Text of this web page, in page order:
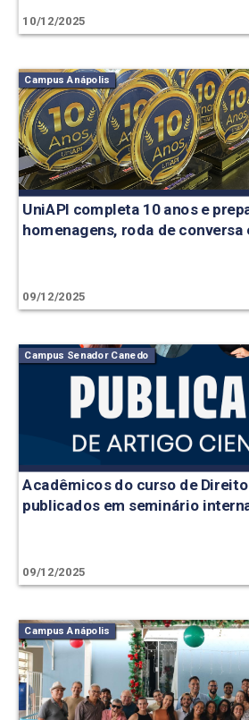
10/12/2025
Campus Anápolis
UniAPI completa 10 anos e
homenagens, roda de conversa
09/12/2025
Campus Senador Canedo
Acadêmicos do curso de
publicados em seminário
09/12/2025
Campus Anápolis